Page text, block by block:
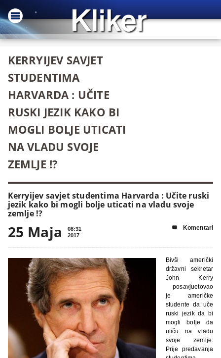
KERRYIJEV SAVJET
STUDENTIMA
HARVARDA : UČITE
RUSKI JEZIK KAKO BI
MOGLI BOLJE UTICATI
NA VLADU SVOJE
ZEMLJE !?
Kerryijev savjet studentima Harvarda : Učite ruski
jezik kako bi mogli bolje uticati na vladu svoje
zemlje !?
25 Maja
08:31
2017
 Komentari
Bivši američki
državni sekretar
John Kerry
posavjuetovao
je američke
studente da uče
ruski jezik da bi
mogli bolje da
utiču na vladu
svoje zemlje.
Prije predavanja